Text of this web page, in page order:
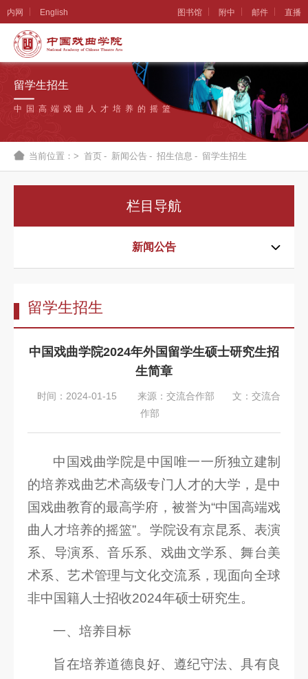
内网 English 图书馆 附中 邮件 直播
学
院
概
况
织
机
留学生招生
中国高端戏曲人才培养的摇篮
当前位置：> 首页 - 新闻公告 - 招生信息 - 留学生招生
栏目导航
新闻公告
留学生招生
中国戏曲学院2024年外国留学生硕士研究生招
生简章
时间：2024-01-15 来源：交流合作部
文：交流合
作部
中国戏曲学院是中国唯一一所独立建制
的培养戏曲艺术高级专门人才的大学，是中
国戏曲教育的最高学府，被誉为“中国高端戏
曲人才培养的摇篮”。学院设有京昆系、表演
系、导演系、音乐系、戏曲文学系、舞台美
术系、艺术管理与文化交流系，现面向全球
非中国籍人士招收2024年硕士研究生。
一、培养目标
旨在培养道德良好、遵纪守法、具有良